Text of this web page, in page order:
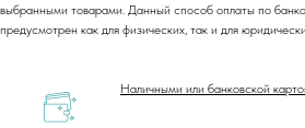
выбранными товарами. Данный способ оплаты по
предусмотрен как для физических, так и для
Наличными или банковской